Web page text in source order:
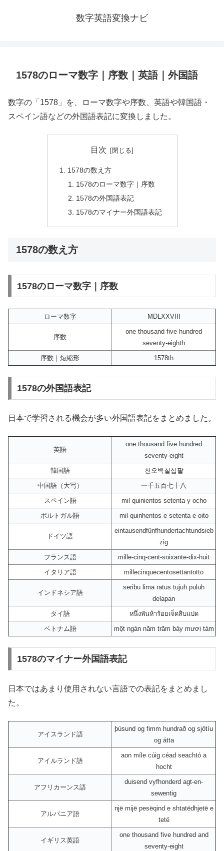
数字英語変換ナビ
1578のローマ数字｜序数｜英語｜外国語
数字の「1578」を、ローマ数字や序数、英語や韓国語・
スペイン語などの外国語表記に変換しました。
目次
1578の数え方
1578のローマ数字｜序数
1578の外国語表記
1578のマイナー外国語表記
1578の数え方
1578のローマ数字｜序数
ローマ数字 MDLXXVIII
序数
one thousand five hundred
seventy-eighth
序数｜短縮形
1578th
1578の外国語表記
日本で学習される機会が多い外国語表記をまとめました。
英語
one thousand five hundred
seventy-eight
韓国語
천오백칠십팔
中国語（大写）
一千五百七十八
スペイン語
mil quinientos setenta y ocho
ポルトガル語
mil quinhentos e setenta e oito
ドイツ語
eintausendfünfhundertachtundsieb
zig
フランス語
mille-cinq-cent-soixante-dix-huit
イタリア語
millecinquecentosettantotto
インドネシア語
seribu lima ratus tujuh puluh
delapan
タイ語
หนึ่งพันห้าร้อยเจ็ดสิบแปด
ベトナム語
một ngàn năm trăm bảy mươi tám
1578のマイナー外国語表記
日本ではあまり使用されない言語での表記をまとめまし
た。
アイスランド語
þúsund og fimm hundrað og sjötíu
og átta
アイルランド語
aon míle cúig céad seachtó a
hocht
アフリカーンス語
duisend vyfhonderd agt-en-
sewentig
アルバニア語
një mijë pesëqind e shtatëdhjetë e
tetë
イギリス英語
one thousand five hundred and
seventy-eight